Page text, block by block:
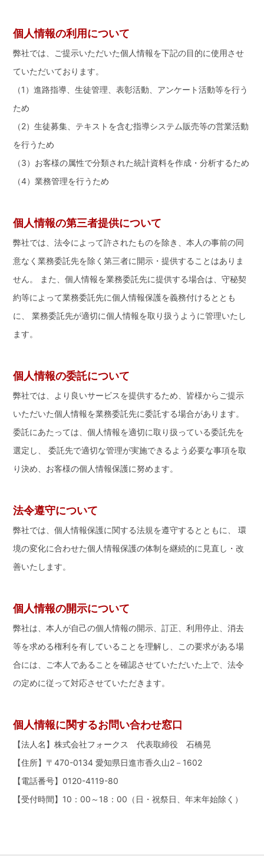
個人情報の利用について
弊社では、ご提示いただいた個人情報を下記の目的に使用させ
ていただいております。
（1）進路指導、生徒管理、表彰活動、アンケート活動等を行う
ため
（2）生徒募集、テキストを含む指導システム販売等の営業活動
を行うため
（3）お客様の属性で分類された統計資料を作成・分析するため
（4）業務管理を行うため
個人情報の第三者提供について
弊社では、法令によって許されたものを除き、本人の事前の同
意なく業務委託先を除く第三者に開示・提供することはありま
せん。 また、個人情報を業務委託先に提供する場合は、守秘契
約等によって業務委託先に個人情報保護を義務付けるととも
に、 業務委託先が適切に個人情報を取り扱うように管理いたし
ます。
個人情報の委託について
弊社では、より良いサービスを提供するため、皆様からご提示
いただいた個人情報を業務委託先に委託する場合があります。
委託にあたっては、個人情報を適切に取り扱っている委託先を
選定し、 委託先で適切な管理が実施できるよう必要な事項を取
り決め、お客様の個人情報保護に努めます。
法令遵守について
弊社では、個人情報保護に関する法規を遵守するとともに、 環
境の変化に合わせた個人情報保護の体制を継続的に見直し・改
善いたします。
個人情報の開示について
弊社は、本人が自己の個人情報の開示、訂正、利用停止、消去
等を求める権利を有していることを理解し、この要求がある場
合には、ご本人であることを確認させていただいた上で、法令
の定めに従って対応させていただきます。
個人情報に関するお問い合わせ窓口
【法人名】株式会社フォークス 代表取締役 石橋晃
【住所】〒470-0134 愛知県日進市香久山2－1602
【電話番号】0120-4119-80
【受付時間】10：00～18：00（日・祝祭日、年末年始除く）